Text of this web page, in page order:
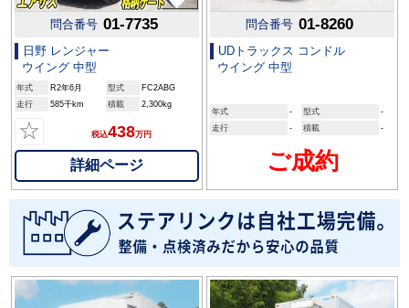
問合番号 01-7735
日野 レンジャー
ウイング 中型
年式 R2年6月 型式
FC2ABG
走行
585千km 積載 2,300kg
☆ 税込438万円
詳細ページ
問合番号 01-8260
UDトラックス コンドル
ウイング 中型
年式 - 型式
-
走行
- 積載 -
ご成約